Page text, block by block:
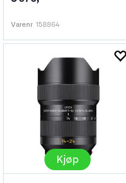
Varenr 158864
Kjøp